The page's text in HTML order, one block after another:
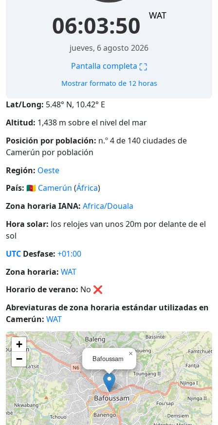
06:03:51 WAT
jueves, 6 agosto 2026
Pantalla completa ⛶
Mostrar formato de 12 horas
Lat/Long: 5.48° N, 10.42° E
Altitud: 1,438 m sobre el nivel del mar
Posición por población: n.º 4 de 140 ciudades de
Camerún por población
Región: Oeste
País: 🇨🇲 Camerún (África)
Zona horaria IANA: Africa/Douala
Hora solar: los relojes van unos 20m por delante de el
sol
UTC Desfase: +01:00
Zona horaria: WAT
Horario de verano: No ❌
Abreviaturas de zona horaria estándar utilizadas en
Camerún: WAT
Bafoussam
×
+
−